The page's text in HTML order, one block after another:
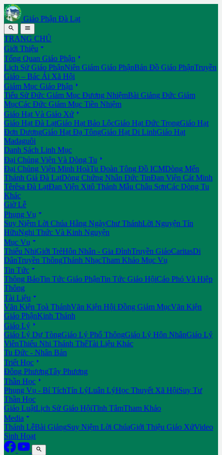
Giáo Phận Đà Lạt
 
TRANG CHỦ
Giới Thiệu 
Tổng Quan Giáo Phận 
Lịch Sử Giáo PhậnNiên Giám Giáo PhậnBản Đồ Giáo PhậnTruyền
Giáo – Bác Ái Xã Hội
Giám Mục Giáo Phận 
Tiểu Sử Đức Giám Mục Đương NhiệmBài Giảng Đức Giám
MụcCác Đức Giám Mục Tiền Nhiệm
Giáo Hạt Và Giáo Xứ 
Giáo Hạt Đà LạtGiáo Hạt Bảo LộcGiáo Hạt Đức TrọngGiáo Hạt
Đơn DươngGiáo Hạt Đạ TôngGiáo Hạt Di LinhGiáo Hạt
Madaguôi
Danh Sách Linh Mục
Đại Chủng Viện Và Dòng Tu 
Đại Chủng Viện Minh HoàTu Đoàn Tông Đồ ICMDòng Mến
Thánh Giá Đà LạtDòng Chứng Nhân Đức TinĐan Viện Cát Minh
Têrêsa Đà LạtĐan Viện Xitô Thánh Mẫu Châu SơnCác Dòng Tu
Khác
Giờ Lễ
Phụng Vụ 
Suy Niệm Lời Chúa Hằng NgàyChư ThánhLời Nguyện Tín
HữuNghi Thức Và Kinh Nguyện
Mục Vụ 
Thiếu NhiGiới TrẻHôn Nhân - Gia ĐìnhTruyền GiáoCaritasDi
DânTruyền ThôngThánh NhạcTham Khảo Mục Vụ
Tin Tức 
Thông BáoTin Tức Giáo PhậnTin Tức Giáo HộiCáo Phó Và Hiệp
Thông
Tài Liệu 
Văn Kiện Toà ThánhVăn Kiện Hội Đồng Giám MụcVăn Kiện
Giáo PhậnKinh Thánh
Giáo Lý 
Giáo Lý Dự TòngGiáo Lý Phổ ThôngGiáo Lý Hôn NhânGiáo Lý
ViênThiếu Nhi Thánh ThểTài Liệu Khác
Tu Đức - Nhân Bản
Triết Học 
Đông PhươngTây Phương
Thần Học 
Phụng Vụ - Bí TíchTín LýLuân LýHọc Thuyết Xã HộiSuy Tư
Thần Học
Giáo LuậtLịch Sử Giáo HộiTĩnh TâmTham Khảo
Media 
Thánh LễBài GiảngSuy Niệm Lời ChúaGiới Thiệu Giáo XứVideo
Sinh Hoạt
